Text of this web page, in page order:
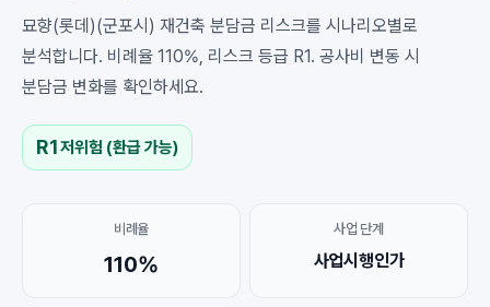
묘향(롯데)(군포시) 재건축 분담금 리스크를 시나리오별로
분석합니다. 비례율 110%, 리스크 등급 R1. 공사비 변동 시
분담금 변화를 확인하세요.
R1저위험 (환급 가능)
비례율
110%
사업 단계
사업시행인가